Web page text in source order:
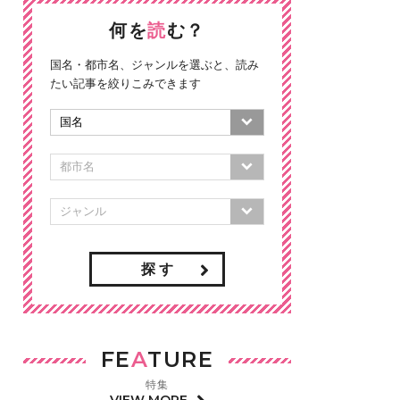
何を読む？
国名・都市名、ジャンルを選ぶと、読み
たい記事を絞りこみできます
探 す
FEATURE
特集